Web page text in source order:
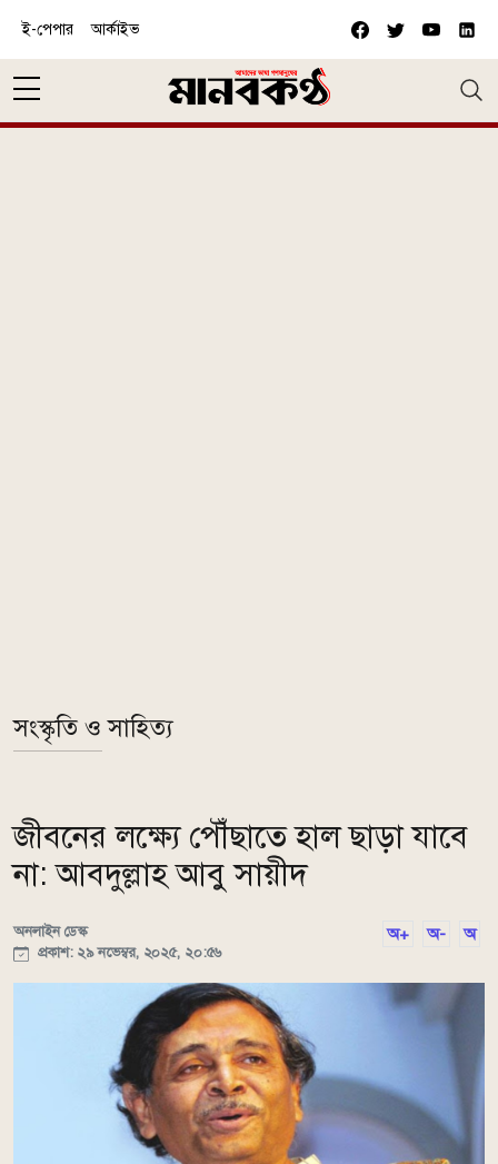
ই-পেপার আর্কাইভ
সংস্কৃতি ও সাহিত্য
জীবনের লক্ষ্যে পৌঁছাতে হাল ছাড়া যাবে
না: আবদুল্লাহ আবু সায়ীদ
অনলাইন ডেস্ক
প্রকাশ: ২৯ নভেম্বর, ২০২৫, ২০:৫৬
অ+ অ- অ